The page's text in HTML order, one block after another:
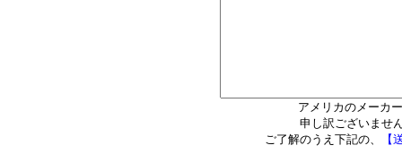
アメリカのメーカ
申し訳ございませ
ご了解のうえ下記の、
【